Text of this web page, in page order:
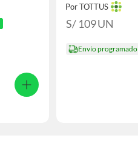
Por TOTTUS
S/ 109UN
Envío programado